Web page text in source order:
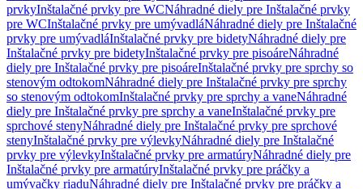
prvkyInštalačné prvky pre WCNáhradné diely pre Inštalačné prvky
pre WCInštalačné prvky pre umývadláNáhradné diely pre Inštalačné
prvky pre umývadláInštalačné prvky pre bidetyNáhradné diely pre
Inštalačné prvky pre bidetyInštalačné prvky pre pisoáreNáhradné
diely pre Inštalačné prvky pre pisoáreInštalačné prvky pre sprchy so
stenovým odtokomNáhradné diely pre Inštalačné prvky pre sprchy
so stenovým odtokomInštalačné prvky pre sprchy a vaneNáhradné
diely pre Inštalačné prvky pre sprchy a vaneInštalačné prvky pre
sprchové stenyNáhradné diely pre Inštalačné prvky pre sprchové
stenyInštalačné prvky pre výlevkyNáhradné diely pre Inštalačné
prvky pre výlevkyInštalačné prvky pre armatúryNáhradné diely pre
Inštalačné prvky pre armatúryInštalačné prvky pre práčky a
umývačky riaduNáhradné diely pre Inštalačné prvky pre práčky a